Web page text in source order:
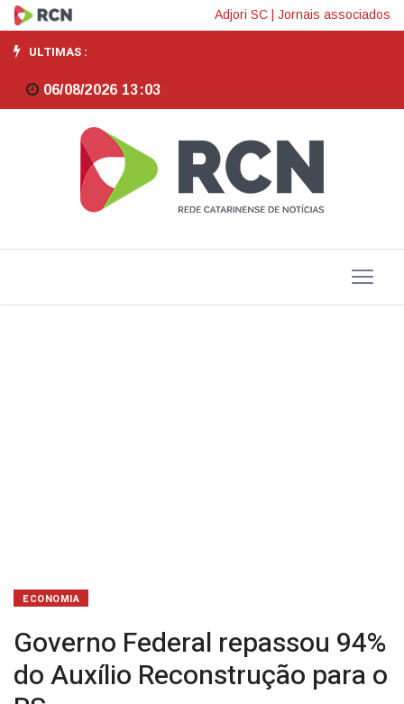
Governo
Federal
repassou
Auxílio
Reconstrução
Adjori SC Jornais associados
ULTIMAS :
06/08/2026 13:03
ECONOMIA
Governo Federal repassou 94%
do Auxílio Reconstrução para o